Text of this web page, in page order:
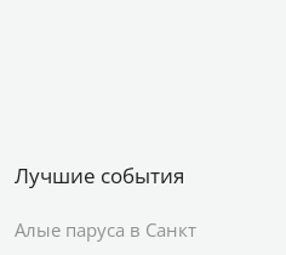
Лучшие события
Алые паруса в Санкт